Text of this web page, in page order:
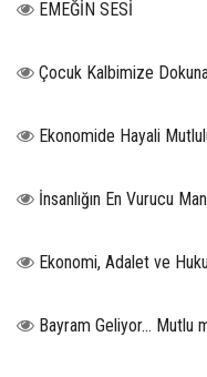
EMEĞİN SESİ
Çocuk Kalbimize
Ekonomide Hayali
İnsanlığın En Vurucu
Ekonomi, Adalet ve
Bayram Geliyor… Mutlu